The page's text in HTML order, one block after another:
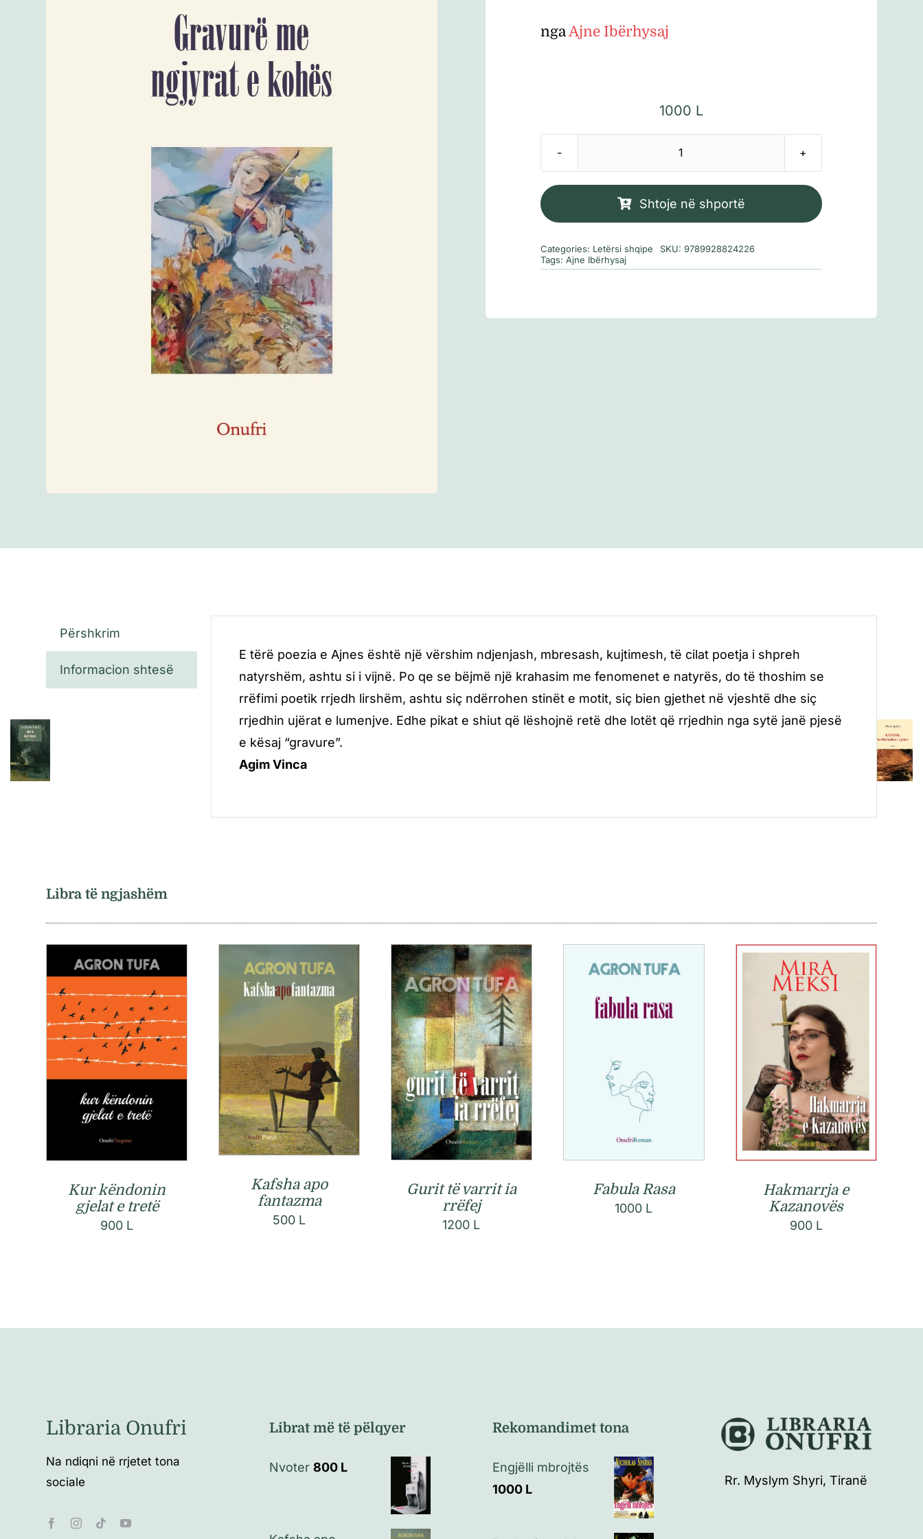
ngaAjne Ibërhysaj
1000 L
Sasi
me
Shtoje në shportë
Categories: Letërsi shqipe SKU: 9789928824226
Tags: Ajne Ibërhysaj
Përshkrim
Informacion shtesë
E tërë poezia e Ajnes është një vërshim ndjenjash, mbresash, kujtimesh, të cilat poetja i shpreh
natyrshëm, ashtu si i vijnë. Po qe se bëjmë një krahasim me fenomenet e natyrës, do të thoshim se
rrëfimi poetik rrjedh lirshëm, ashtu siç ndërrohen stinët e motit, siç bien gjethet në vjeshtë dhe siç
rrjedhin ujërat e lumenjve. Edhe pikat e shiut që lëshojnë retë dhe lotët që rrjedhin nga sytë janë pjesë
e kësaj “gravure”.
Agim Vinca
Libra të ngjashëm
Kur këndonin
gjelat e tretë
900 L
Kafsha apo
fantazma
500 L
Gurit të varrit ia
rrëfej
1200 L
Fabula Rasa
1000 L
Hakmarrja e
Kazanovës
900 L
Libraria Onufri
Na ndiqni në rrjetet tona
sociale
Librat më të pëlqyer
Nvoter 800 L
Rekomandimet tona
Engjëlli mbrojtës
1000 L
Rr. Myslym Shyri, Tiranë